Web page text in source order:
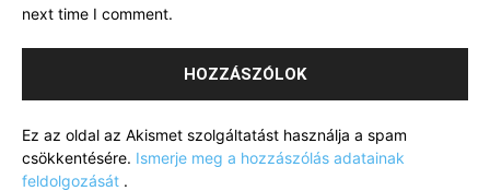
next time I comment.
Ez az oldal az Akismet szolgáltatást használja a spam
csökkentésére. Ismerje meg a hozzászólás adatainak
feldolgozását .